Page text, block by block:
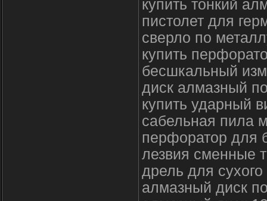
купить тонкий
пистолет для
сверло по
купить
бесшкальный
диск алмазный
купить ударный
сабельная пила
перфоратор для
лезвия сменные
дрель для
алмазный диск